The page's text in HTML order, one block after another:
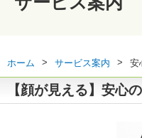
ホーム > サービス案内 > 安
【顔が見える】安心